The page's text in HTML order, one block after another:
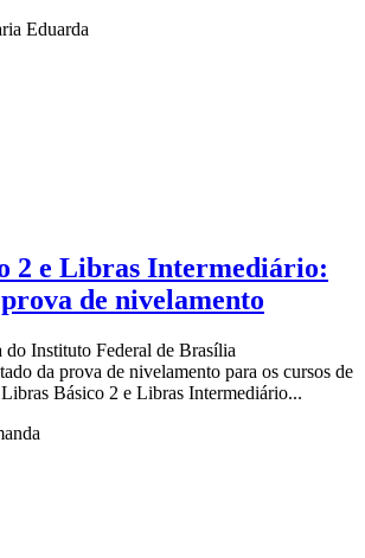
Eduarda
2 e Libras Intermediário:
de nivelamento
do Instituto Federal de Brasília
da prova de nivelamento para os cursos de
Básico 2 e Libras Intermediário...